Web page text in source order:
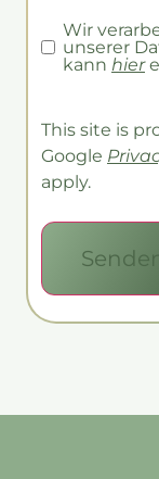
Consent
Wir
unserer
kann hier
This site is
Google
apply.